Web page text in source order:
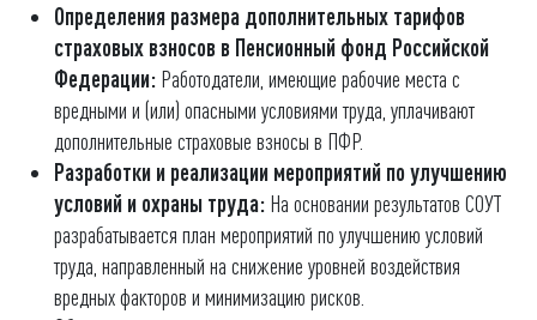
Определения размера дополнительных тарифов
страховых взносов в Пенсионный фонд Российской
Федерации: Работодатели, имеющие рабочие места с
вредными и (или) опасными условиями труда, уплачивают
дополнительные страховые взносы в ПФР.
Разработки и реализации мероприятий по улучшению
условий и охраны труда: На основании результатов СОУТ
разрабатывается план мероприятий по улучшению условий
труда, направленный на снижение уровней воздействия
вредных факторов и минимизацию рисков.